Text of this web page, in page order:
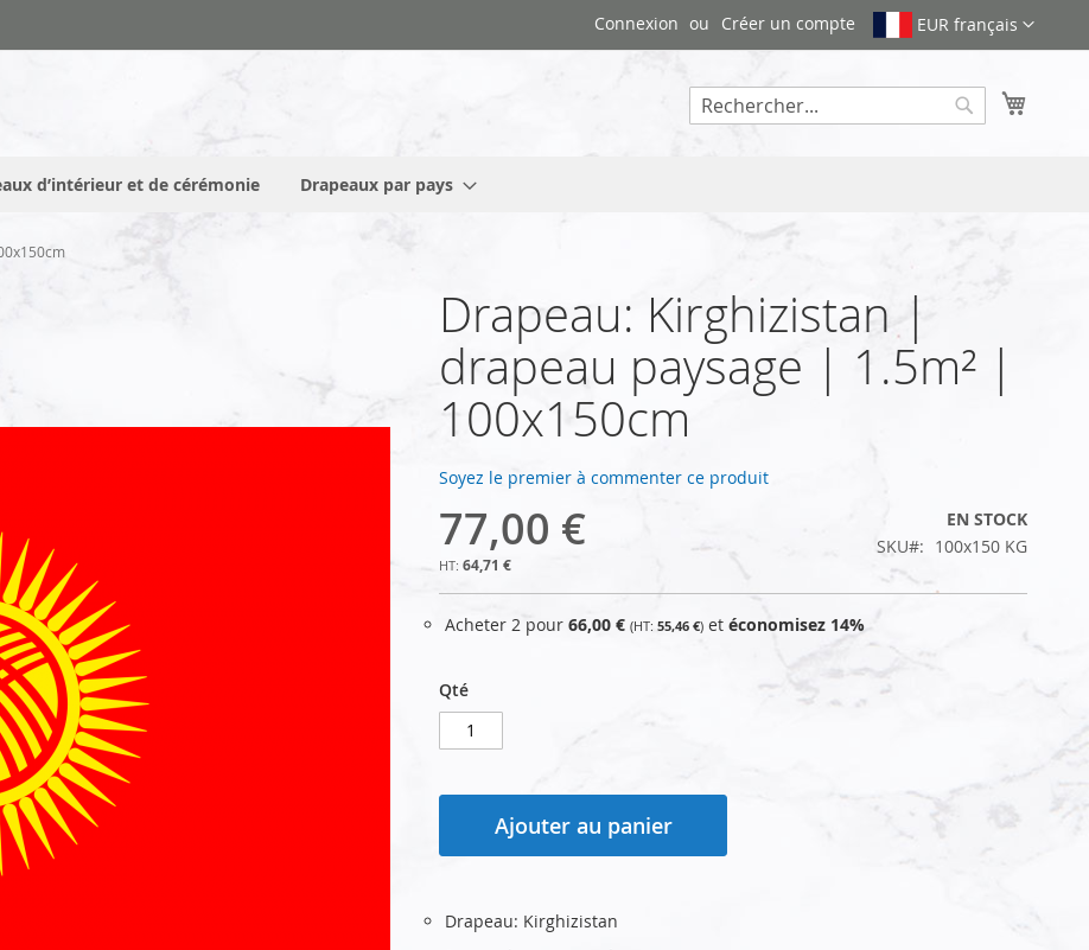
EUR français
Connexion Créer un compte
d’intérieur et de cérémonie Drapeaux par pays
Drapeau: Kirghizistan |
drapeau paysage | 1.5m² |
100x150cm
Soyez le premier à commenter ce produit
77,00 €
64,71 €
EN STOCK
SKU
100x150 KG
Acheter 2 pour 66,00 € 55,46 € et économisez 14%
Qté
Ajouter au panier
Drapeau: Kirghizistan